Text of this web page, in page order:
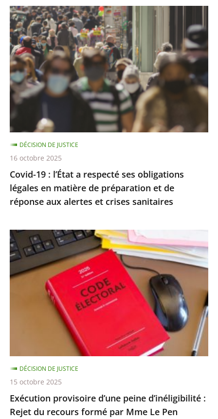
Covid-
19
:
l’État
a
respecté
ses
obligations
légales
en
matière
de
préparation
et
de
aux
alertes
et
crises
sanitaires
Covid-19 : l’État a respecté ses obligations
légales en matière de préparation et de
réponse aux alertes et crises sanitaires
DÉCISION DE JUSTICE
16 octobre 2025
Exécution
provisoire
d’une
peine
d’inéligibilité
formé
par
Mme
Le
Pen
Exécution provisoire d’une peine d’inéligibilité :
Rejet du recours formé par Mme Le Pen
DÉCISION DE JUSTICE
15 octobre 2025